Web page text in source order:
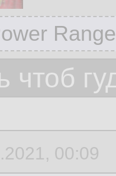
чтоб
00:09